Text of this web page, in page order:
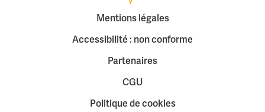
Retour à la page d'accueil
Mentions légales
Accessibilité : non conforme
Partenaires
CGU
Politique de cookies